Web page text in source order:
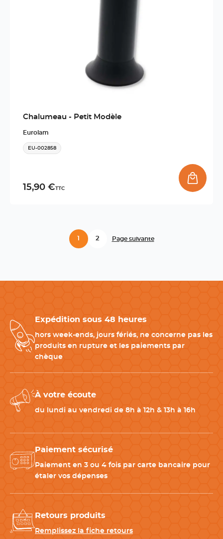
Chalumeau - Petit Modèle
Eurolam
EU-002858
15,90 €TTC
1 2 Page suivante
Expédition sous 48 heures
hors week-ends, jours fériés, ne concerne pas les
produits en rupture et les paiements par
chèque
À votre écoute
du lundi au vendredi de 8h à 12h & 13h à 16h
Paiement sécurisé
Paiement en 3 ou 4 fois par carte bancaire pour
étaler vos dépenses
Retours produits
Remplissez la fiche retours